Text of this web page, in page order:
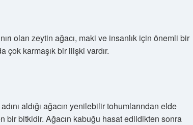
olan zeytin ağacı, maki ve insanlık için önemli bir
çok karmaşık bir ilişki vardır.
aldığı ağacın yenilebilir tohumlarından elde
bitkidir. Ağacın kabuğu hasat edildikten sonra